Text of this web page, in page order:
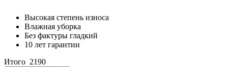
Высокая степень износа
Влажная уборка
Без фактуры гладкий
10 лет гарантии
Итого 2190